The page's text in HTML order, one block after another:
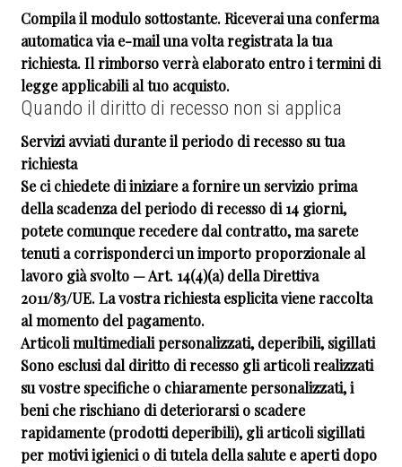
Compila il modulo sottostante. Riceverai una conferma
automatica via e-mail una volta registrata la tua
richiesta. Il rimborso verrà elaborato entro i termini di
legge applicabili al tuo acquisto.
Quando il diritto di recesso non si applica
Servizi avviati durante il periodo di recesso su tua
richiesta
Se ci chiedete di iniziare a fornire un servizio prima
della scadenza del periodo di recesso di 14 giorni,
potete comunque recedere dal contratto, ma sarete
tenuti a corrisponderci un importo proporzionale al
lavoro già svolto — Art. 14(4)(a) della Direttiva
2011/83/UE. La vostra richiesta esplicita viene raccolta
al momento del pagamento.
Articoli multimediali personalizzati, deperibili, sigillati
Sono esclusi dal diritto di recesso gli articoli realizzati
su vostre specifiche o chiaramente personalizzati, i
beni che rischiano di deteriorarsi o scadere
rapidamente (prodotti deperibili), gli articoli sigillati
per motivi igienici o di tutela della salute e aperti dopo